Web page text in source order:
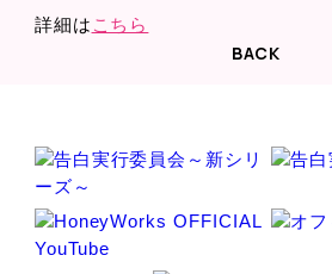
詳細は こちら
BACK